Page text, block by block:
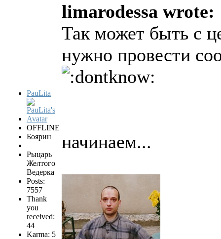
PauLita
OFFLINE
Боярин
Рыцарь
Желтого
Ведерка
Posts:
7557
Thank
you
received:
44
Karma: 5
limarodessa wrote:
Так может быть с
нужно провести
начинаем...